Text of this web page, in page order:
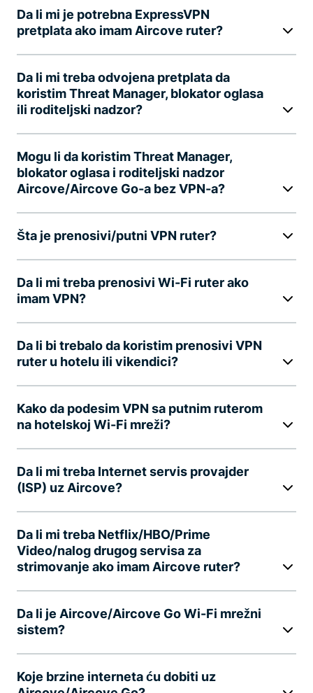
Da li mi je potrebna ExpressVPN
pretplata ako imam Aircove ruter?
Da li mi treba odvojena pretplata da
koristim Threat Manager, blokator oglasa
ili roditeljski nadzor?
Mogu li da koristim Threat Manager,
blokator oglasa i roditeljski nadzor
Aircove/Aircove Go-a bez VPN-a?
Šta je prenosivi/putni VPN ruter?
Da li mi treba prenosivi Wi-Fi ruter ako
imam VPN?
Da li bi trebalo da koristim prenosivi VPN
ruter u hotelu ili vikendici?
Kako da podesim VPN sa putnim ruterom
na hotelskoj Wi-Fi mreži?
Da li mi treba Internet servis provajder
(ISP) uz Aircove?
Da li mi treba Netflix/HBO/Prime
Video/nalog drugog servisa za
strimovanje ako imam Aircove ruter?
Da li je Aircove/Aircove Go Wi-Fi mrežni
sistem?
Koje brzine interneta ću dobiti uz